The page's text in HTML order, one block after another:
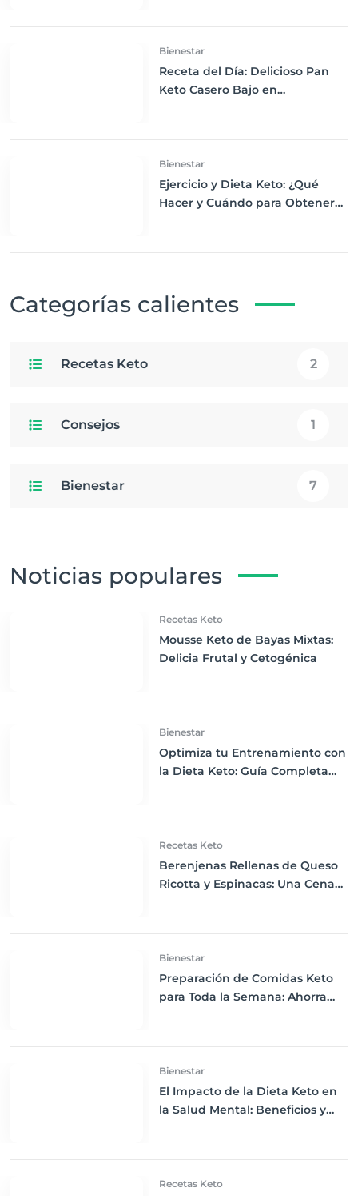
Bienestar
Receta del Día: Delicioso Pan
Keto Casero Bajo en
Bienestar
Ejercicio y Dieta Keto: ¿Qué
Hacer y Cuándo para Obtener
Categorías calientes
Recetas Keto 2
Consejos 1
Bienestar 7
Noticias populares
Recetas Keto
Mousse Keto de Bayas Mixtas:
Delicia Frutal y Cetogénica
Bienestar
Optimiza tu Entrenamiento con
la Dieta Keto: Guía Completa
Recetas Keto
Berenjenas Rellenas de Queso
Ricotta y Espinacas: Una Cena
Bienestar
Preparación de Comidas Keto
para Toda la Semana: Ahorra
Bienestar
El Impacto de la Dieta Keto en
la Salud Mental: Beneficios y
Recetas Keto